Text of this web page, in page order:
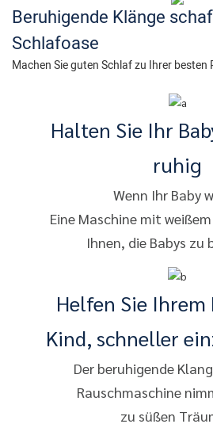
Beruhigende Klänge
Schlafoase
Machen Sie guten Schlaf zu Ihrer besten
Halten Sie Ihr
ruhig
Wenn Ihr Baby
Eine Maschine mit
Ihnen, die Babys zu
Helfen Sie Ihrem
Kind, schneller
Der beruhigende
Rauschmaschine
zu süßen